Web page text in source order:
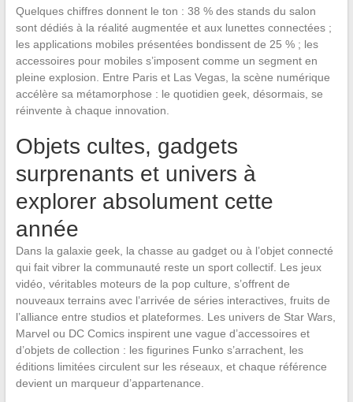
Quelques chiffres donnent le ton : 38 % des stands du salon
sont dédiés à la réalité augmentée et aux lunettes connectées ;
les applications mobiles présentées bondissent de 25 % ; les
accessoires pour mobiles s’imposent comme un segment en
pleine explosion. Entre Paris et Las Vegas, la scène numérique
accélère sa métamorphose : le quotidien geek, désormais, se
réinvente à chaque innovation.
Objets cultes, gadgets
surprenants et univers à
explorer absolument cette
année
Dans la galaxie geek, la chasse au gadget ou à l’objet connecté
qui fait vibrer la communauté reste un sport collectif. Les jeux
vidéo, véritables moteurs de la pop culture, s’offrent de
nouveaux terrains avec l’arrivée de séries interactives, fruits de
l’alliance entre studios et plateformes. Les univers de Star Wars,
Marvel ou DC Comics inspirent une vague d’accessoires et
d’objets de collection : les figurines Funko s’arrachent, les
éditions limitées circulent sur les réseaux, et chaque référence
devient un marqueur d’appartenance.